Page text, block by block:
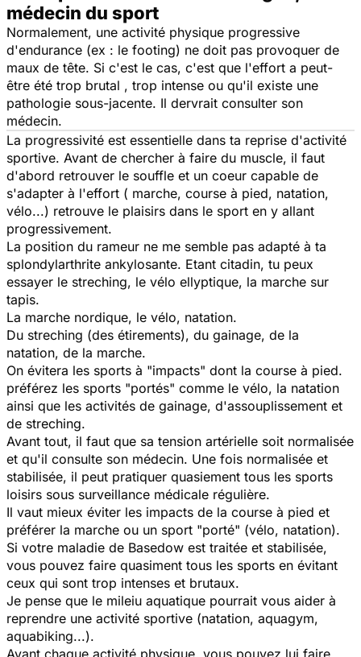
médecin du sport
Normalement, une activité physique progressive
d'endurance (ex : le footing) ne doit pas provoquer de
maux de tête. Si c'est le cas, c'est que l'effort a peut-
être été trop brutal , trop intense ou qu'il existe une
pathologie sous-jacente. Il dervrait consulter son
médecin.
La progressivité est essentielle dans ta reprise d'activité
sportive. Avant de chercher à faire du muscle, il faut
d'abord retrouver le souffle et un coeur capable de
s'adapter à l'effort ( marche, course à pied, natation,
vélo...) retrouve le plaisirs dans le sport en y allant
progressivement.
La position du rameur ne me semble pas adapté à ta
splondylarthrite ankylosante. Etant citadin, tu peux
essayer le streching, le vélo ellyptique, la marche sur
tapis.
La marche nordique, le vélo, natation.
Du streching (des étirements), du gainage, de la
natation, de la marche.
On évitera les sports à "impacts" dont la course à pied.
préférez les sports "portés" comme le vélo, la natation
ainsi que les activités de gainage, d'assouplissement et
de streching.
Avant tout, il faut que sa tension artérielle soit normalisée
et qu'il consulte son médecin. Une fois normalisée et
stabilisée, il peut pratiquer quasiement tous les sports
loisirs sous surveillance médicale régulière.
Il vaut mieux éviter les impacts de la course à pied et
préférer la marche ou un sport "porté" (vélo, natation).
Si votre maladie de Basedow est traitée et stabilisée,
vous pouvez faire quasiment tous les sports en évitant
ceux qui sont trop intenses et brutaux.
Je pense que le mileiu aquatique pourrait vous aider à
reprendre une activité sportive (natation, aquagym,
aquabiking...).
Avant chaque activité physique, vous pouvez lui faire